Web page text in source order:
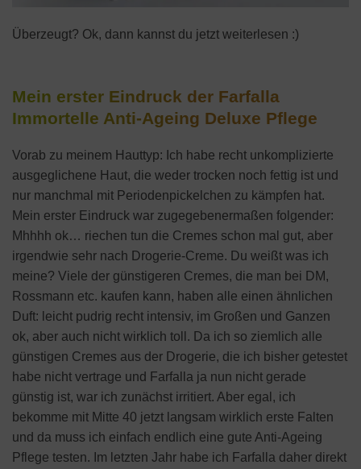
Überzeugt? Ok, dann kannst du jetzt weiterlesen :)
Mein erster Eindruck der Farfalla
Immortelle Anti-Ageing Deluxe Pflege
Vorab zu meinem Hauttyp: Ich habe recht unkomplizierte
ausgeglichene Haut, die weder trocken noch fettig ist und
nur manchmal mit Periodenpickelchen zu kämpfen hat.
Mein erster Eindruck war zugegebenermaßen folgender:
Mhhhh ok… riechen tun die Cremes schon mal gut, aber
irgendwie sehr nach Drogerie-Creme. Du weißt was ich
meine? Viele der günstigeren Cremes, die man bei DM,
Rossmann etc. kaufen kann, haben alle einen ähnlichen
Duft: leicht pudrig recht intensiv, im Großen und Ganzen
ok, aber auch nicht wirklich toll. Da ich so ziemlich alle
günstigen Cremes aus der Drogerie, die ich bisher getestet
habe nicht vertrage und Farfalla ja nun nicht gerade
günstig ist, war ich zunächst irritiert. Aber egal, ich
bekomme mit Mitte 40 jetzt langsam wirklich erste Falten
und da muss ich einfach endlich eine gute Anti-Ageing
Pflege testen. Im letzten Jahr habe ich Farfalla daher direkt